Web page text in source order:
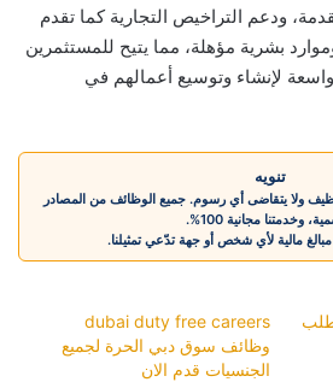
ودعم التراخيص التجارية كما تقدم
بشرية مؤهلة، مما يتيح للمستثمرين
لإنشاء وتوسيع أعمالهم في
تنويه
ولا يتقاضى أي رسوم. جميع الوظائف من المصادر
وخدمتنا مجانية 100%.
مالية لأي شخص أو جهة تدّعي تمثيلنا.
dubai duty free careers
وظائف سوق دبي الحرة لجميع
الجنسيات قدم الان